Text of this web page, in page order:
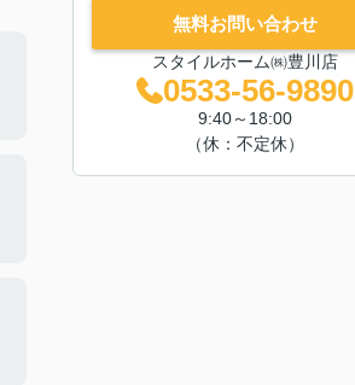
無料お問い合わせ
スタイルホーム㈱豊川店
0533-56-9890
9:40～18:00
（休：不定休）